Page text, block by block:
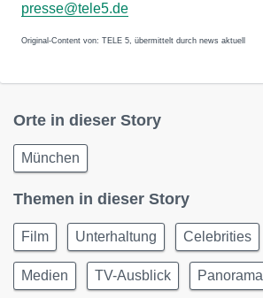
presse@tele5.de
Original-Content von: TELE 5, übermittelt durch news aktuell
Orte in dieser Story
München
Themen in dieser Story
Film Unterhaltung Celebrities
Medien TV-Ausblick Panorama